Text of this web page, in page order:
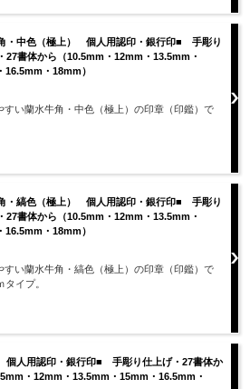
・中色（極上） 個人用認印・銀行印■ 手彫り
27書体から（10.5mm・12mm・13.5mm・
16.5mm・18mm）
い蘭水牛角・中色（極上）の印章（印鑑）で
・縞色（極上） 個人用認印・銀行印■ 手彫り
27書体から（10.5mm・12mm・13.5mm・
16.5mm・18mm）
い蘭水牛角・縞色（極上）の印章（印鑑）で
イプ。
人用認印・銀行印■ 手彫り仕上げ・27書体か
・12mm・13.5mm・15mm・16.5mm・